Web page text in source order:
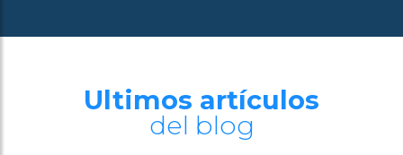
Ultimos artículos
del blog